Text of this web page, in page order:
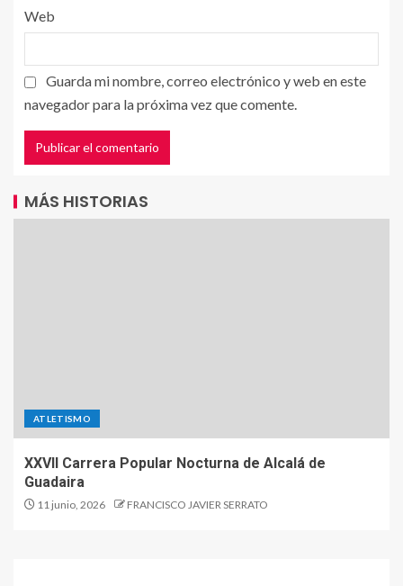
Web
Guarda mi nombre, correo electrónico y web en este
navegador para la próxima vez que comente.
MÁS HISTORIAS
ATLETISMO
XXVII Carrera Popular Nocturna de Alcalá de
Guadaira
11 junio, 2026 FRANCISCO JAVIER SERRATO